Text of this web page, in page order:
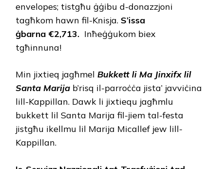
envelopes; tistgħu ġġibu d-donazzjoni
tagħkom hawn fil-Knisja. S’issa
ġbarna €2,713. Inħeġġukom biex
tgħinnuna!
Min jixtieq jagħmel Bukkett li Ma Jinxifx lil
Santa Marija b’risq il-parroċċa jista’ javviċina
lill-Kappillan. Dawk li jixtiequ jagħmlu
bukkett lil Santa Marija fil-jiem tal-festa
jistgħu ikellmu lil Marija Micallef jew lill-
Kappillan.